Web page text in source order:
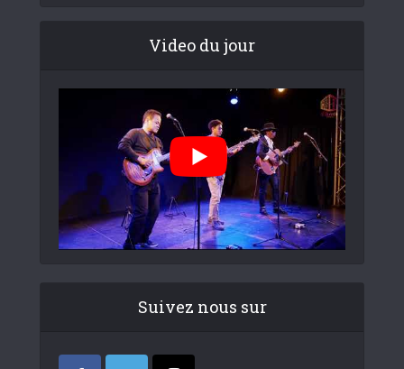
Video du jour
Suivez nous sur